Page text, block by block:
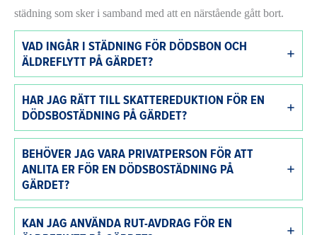
städning som sker i samband med att en närstående gått bort.
VAD INGÅR I STÄDNING FÖR DÖDSBON OCH
ÄLDREFLYTT PÅ GÄRDET?
HAR JAG RÄTT TILL SKATTEREDUKTION FÖR EN
DÖDSBOSTÄDNING PÅ GÄRDET?
BEHÖVER JAG VARA PRIVATPERSON FÖR ATT
ANLITA ER FÖR EN DÖDSBOSTÄDNING PÅ
GÄRDET?
KAN JAG ANVÄNDA RUT-AVDRAG FÖR EN